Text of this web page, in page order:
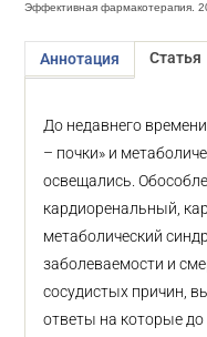
Эффективная фармакотерапия.
Аннотация Статья
До недавнего
– почки» и
освещались.
кардиоренальный,
метаболический
заболеваемости и
сосудистых причин,
ответы на которые до